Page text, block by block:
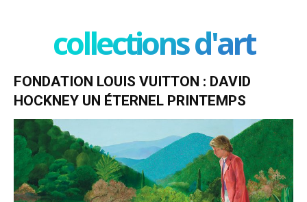
collections d'art
FONDATION LOUIS VUITTON : DAVID
HOCKNEY UN ÉTERNEL PRINTEMPS